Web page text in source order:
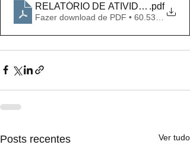
RELATÓRIO DE ATIVIDADE UNAS
.pdf
Fazer download de PDF • 60.53MB
Posts recentes Ver tudo